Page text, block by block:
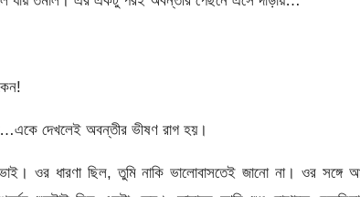
দেখলেই অবন্তীর ভীষণ রাগ হয়।
ওর ধারণা ছিল, তুমি নাকি ভালোবাসতেই জানো না। ওর সঙ্গে